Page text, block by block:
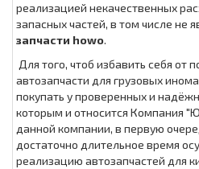
реализацией некачественных
запасных частей, в том числе не
запчасти howo.
Для того, чтоб избавить себя от
автозапчасти для грузовых
покупать у проверенных и
которым и относится Компания
данной компании, в первую
достаточно длительное время
реализацию автозапчастей для